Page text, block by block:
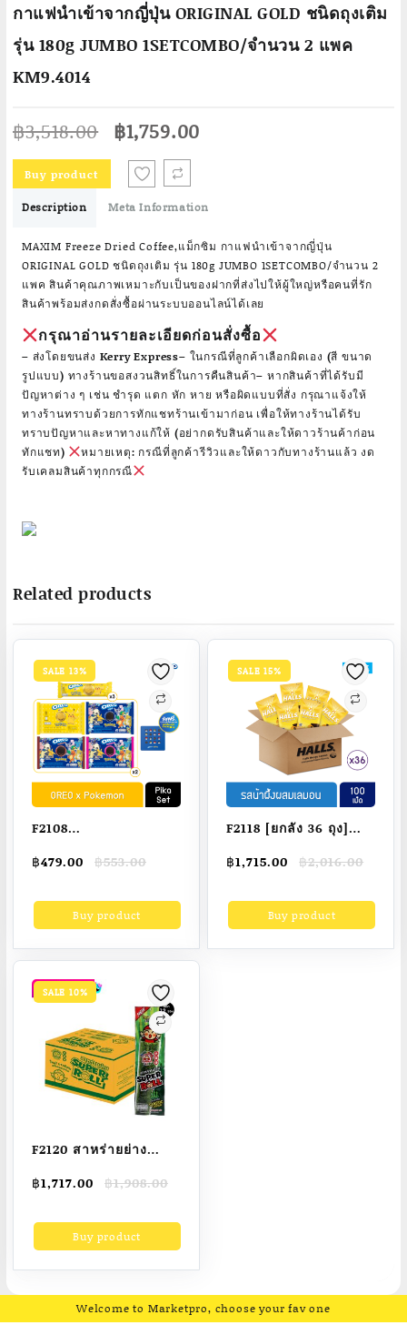
กาแฟนำเข้าจากญี่ปุ่น ORIGINAL GOLD ชนิดถุงเติม
รุ่น 180g JUMBO 1SETCOMBO/จำนวน 2 แพค
KM9.4014
฿3,518.00 Original
price
was:
฿3,518.00.
฿1,759.00
Buy product
Description Meta Information
MAXIM Freeze Dried Coffee,แม็กซิม กาแฟนำเข้าจากญี่ปุ่น
ORIGINAL GOLD ชนิดถุงเติม รุ่น 180g JUMBO 1SETCOMBO/จำนวน 2
แพค สินค้าคุณภาพเหมาะกับเป็นของฝากที่ส่งไปให้ผู้ใหญ่หรือคนที่รัก
สินค้าพร้อมส่งกดสั่งซื้อผ่านระบบออนไลน์ได้เลย
กรุณาอ่านรายละเอียดก่อนสั่งซื้อ
– ส่งโดยขนส่ง Kerry Express– ในกรณีที่ลูกค้าเลือกผิดเอง (สี ขนาด
รูปแบบ) ทางร้านขอสงวนสิทธิ์ในการคืนสินค้า– หากสินค้าที่ได้รับมี
ปัญหาต่าง ๆ เช่น ชำรุด แตก หัก หาย หรือผิดแบบที่สั่ง กรุณาแจ้งให้
ทางร้านทราบด้วยการทักแชทร้านเข้ามาก่อน เพื่อให้ทางร้านได้รับ
ทราบปัญหาและหาทางแก้ให้ (อย่ากดรับสินค้าและให้ดาวร้านค้าก่อน
ทักแชท)
หมายเหตุ: กรณีที่ลูกค้ารีวิวและให้ดาวกับทางร้านแล้ว งด
รับเคลมสินค้าทุกกรณี
Related products
SALE 13%
F2108
Oreo Pokémon Pika
คาเซ็ต + ของแถมพิเศษ!
฿553.00
Original
was:
฿553.00.
฿479.00
Current
is:
฿479.00.Buy product
SALE 15%
F2118 [ยกลัง 36 ถุง]
ฮอลล์ ลูกอมรสน้ำผึ้ง
100 เม็ด (280 กรัม)
฿2,016.00
Original
was:
฿2,016.00.
฿1,715.00
Current
is:
฿1,715.00.Buy product
SALE 10%
F2120 สาหร่ายย่าง
คลาสสิก 7 กรัม (12
฿1,908.00
Original
was:
฿1,908.00.
฿1,717.00
Current
is:
฿1,717.00.Buy product
Welcome to Marketpro, choose your fav one